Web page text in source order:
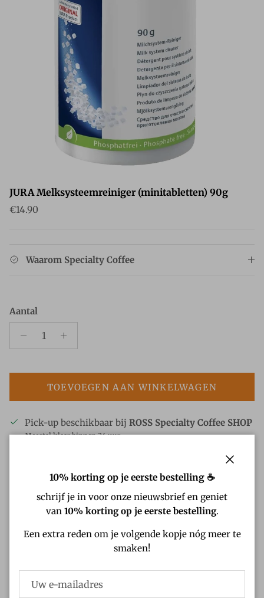
JURA Melksysteemreiniger (minitabletten) 90g
Reguliere prijs
€14.90
Waarom Specialty Coffee
Aantal
TOEVOEGEN AAN WINKELWAGEN
Pick-up beschikbaar bij ROSS Specialty Coffee SHOP
Meestal klaar binnen 24 uur
Waarom ROSS Speciality Coffee
10% korting op je eerste bestelling ☕
schrijf je in voor onze nieuwsbrief en geniet
van 10% korting op je eerste bestelling.
Een extra reden om je volgende kopje nóg meer te
smaken!